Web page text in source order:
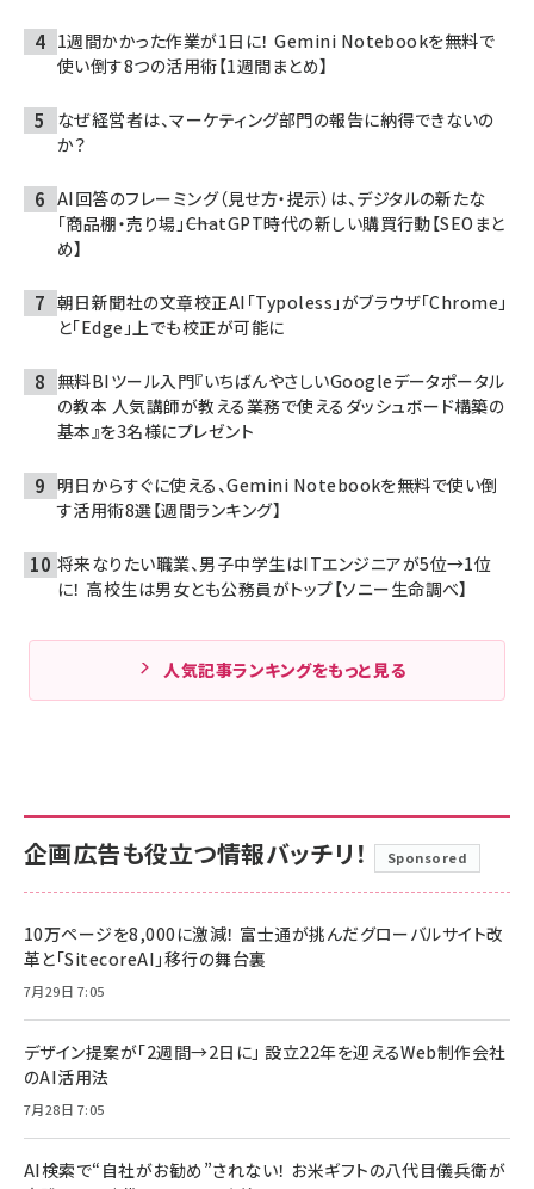
1週間かかった作業が1日に！ Gemini Notebookを無料で
使い倒す8つの活用術【1週間まとめ】
なぜ経営者は、マーケティング部門の報告に納得できないの
か？
AI回答のフレーミング（見せ方・提示）は、デジタルの新たな
「商品棚・売り場」――ChatGPT時代の新しい購買行動【SEOまと
め】
朝日新聞社の文章校正AI「Typoless」がブラウザ「Chrome」
と「Edge」上でも校正が可能に
無料BIツール入門『いちばんやさしいGoogleデータポータル
の教本 人気講師が教える業務で使えるダッシュボード構築の
基本』を3名様にプレゼント
明日からすぐに使える、Gemini Notebookを無料で使い倒
す活用術8選【週間ランキング】
将来なりたい職業、男子中学生はITエンジニアが5位→1位
に！ 高校生は男女とも公務員がトップ【ソニー生命調べ】
人気記事ランキングをもっと見る
企画広告も役立つ情報バッチリ！ Sponsored
10万ページを8,000に激減！ 富士通が挑んだグローバルサイト改
革と「SitecoreAI」移行の舞台裏
7月29日 7:05
デザイン提案が「2週間→2日に」 設立22年を迎えるWeb制作会社
のAI活用法
7月28日 7:05
AI検索で“自社がお勧め”されない！ お米ギフトの八代目儀兵衛が